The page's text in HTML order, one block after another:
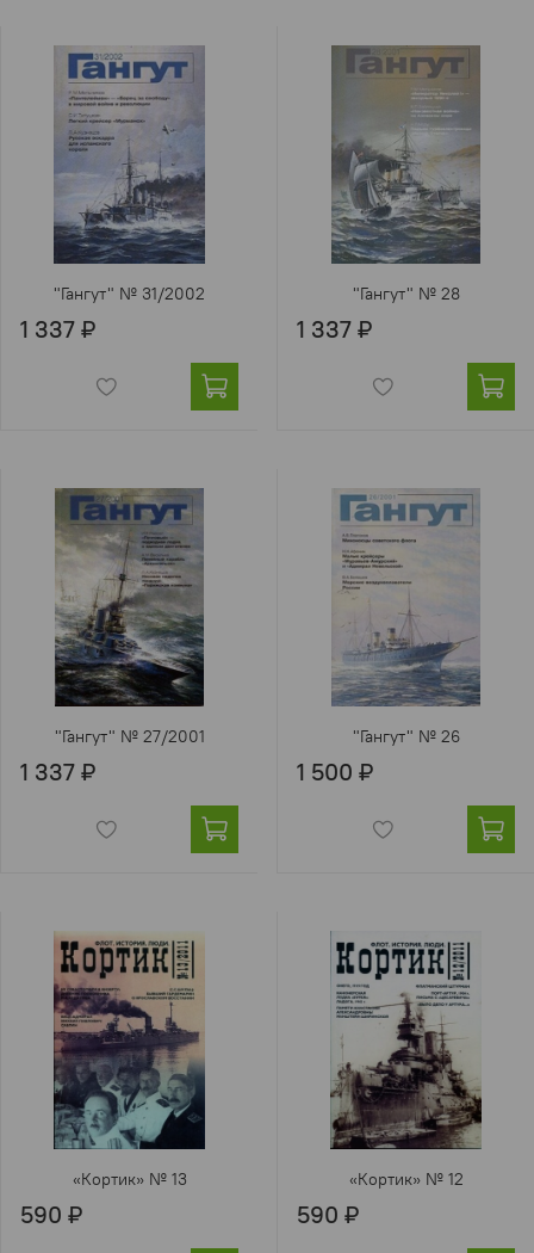
"Гангут" № 31/2002
1 337 ₽
"Гангут" № 28
1 337 ₽
"Гангут" № 27/2001
1 337 ₽
"Гангут" № 26
1 500 ₽
«Кортик» № 13
590 ₽
«Кортик» № 12
590 ₽